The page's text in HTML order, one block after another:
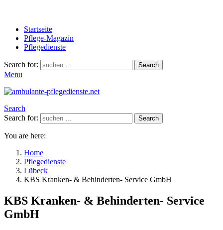
Startseite
Pflege-Magazin
Pflegedienste
Search for: Search
Menu
Search
Search for:
Search
You are here:
Home
Pflegedienste
Lübeck
KBS Kranken- & Behinderten- Service GmbH
KBS Kranken- & Behinderten- Service
GmbH